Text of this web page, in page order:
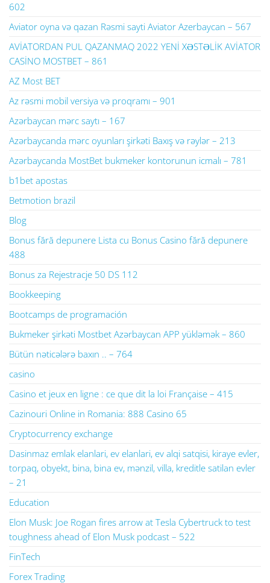
602
Aviator oyna və qazan Rəsmi sayti Aviator Azerbaycan – 567
AVİATORDAN PUL QAZANMAQ 2022 YENİ XƏSTƏLİK AVİATOR
CASİNO MOSTBET – 861
AZ Most BET
Az rəsmi mobil versiya və proqramı – 901
Azərbaycan mərc saytı – 167
Azərbaycanda mərc oyunları şirkəti Baxış və rəylər – 213
Azərbaycanda MostBet bukmeker kontorunun icmalı – 781
b1bet apostas
Betmotion brazil
Blog
Bonus fără depunere Lista cu Bonus Casino fără depunere
488
Bonus za Rejestracje 50 DS 112
Bookkeeping
Bootcamps de programación
Bukmeker şirkəti Mostbet Azərbaycan APP yükləmək – 860
Bütün nəticələrə baxın .. – 764
casino
Casino et jeux en ligne : ce que dit la loi Française – 415
Cazinouri Online in Romania: 888 Casino 65
Cryptocurrency exchange
Dasinmaz emlak elanlari, ev elanlari, ev alqi satqisi, kiraye evler,
torpaq, obyekt, bina, bina ev, mənzil, villa, kreditle satilan evler
– 21
Education
Elon Musk: Joe Rogan fires arrow at Tesla Cybertruck to test
toughness ahead of Elon Musk podcast – 522
FinTech
Forex Trading